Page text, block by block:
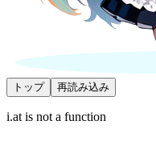
トップ 再読み込み
i.at is not a function